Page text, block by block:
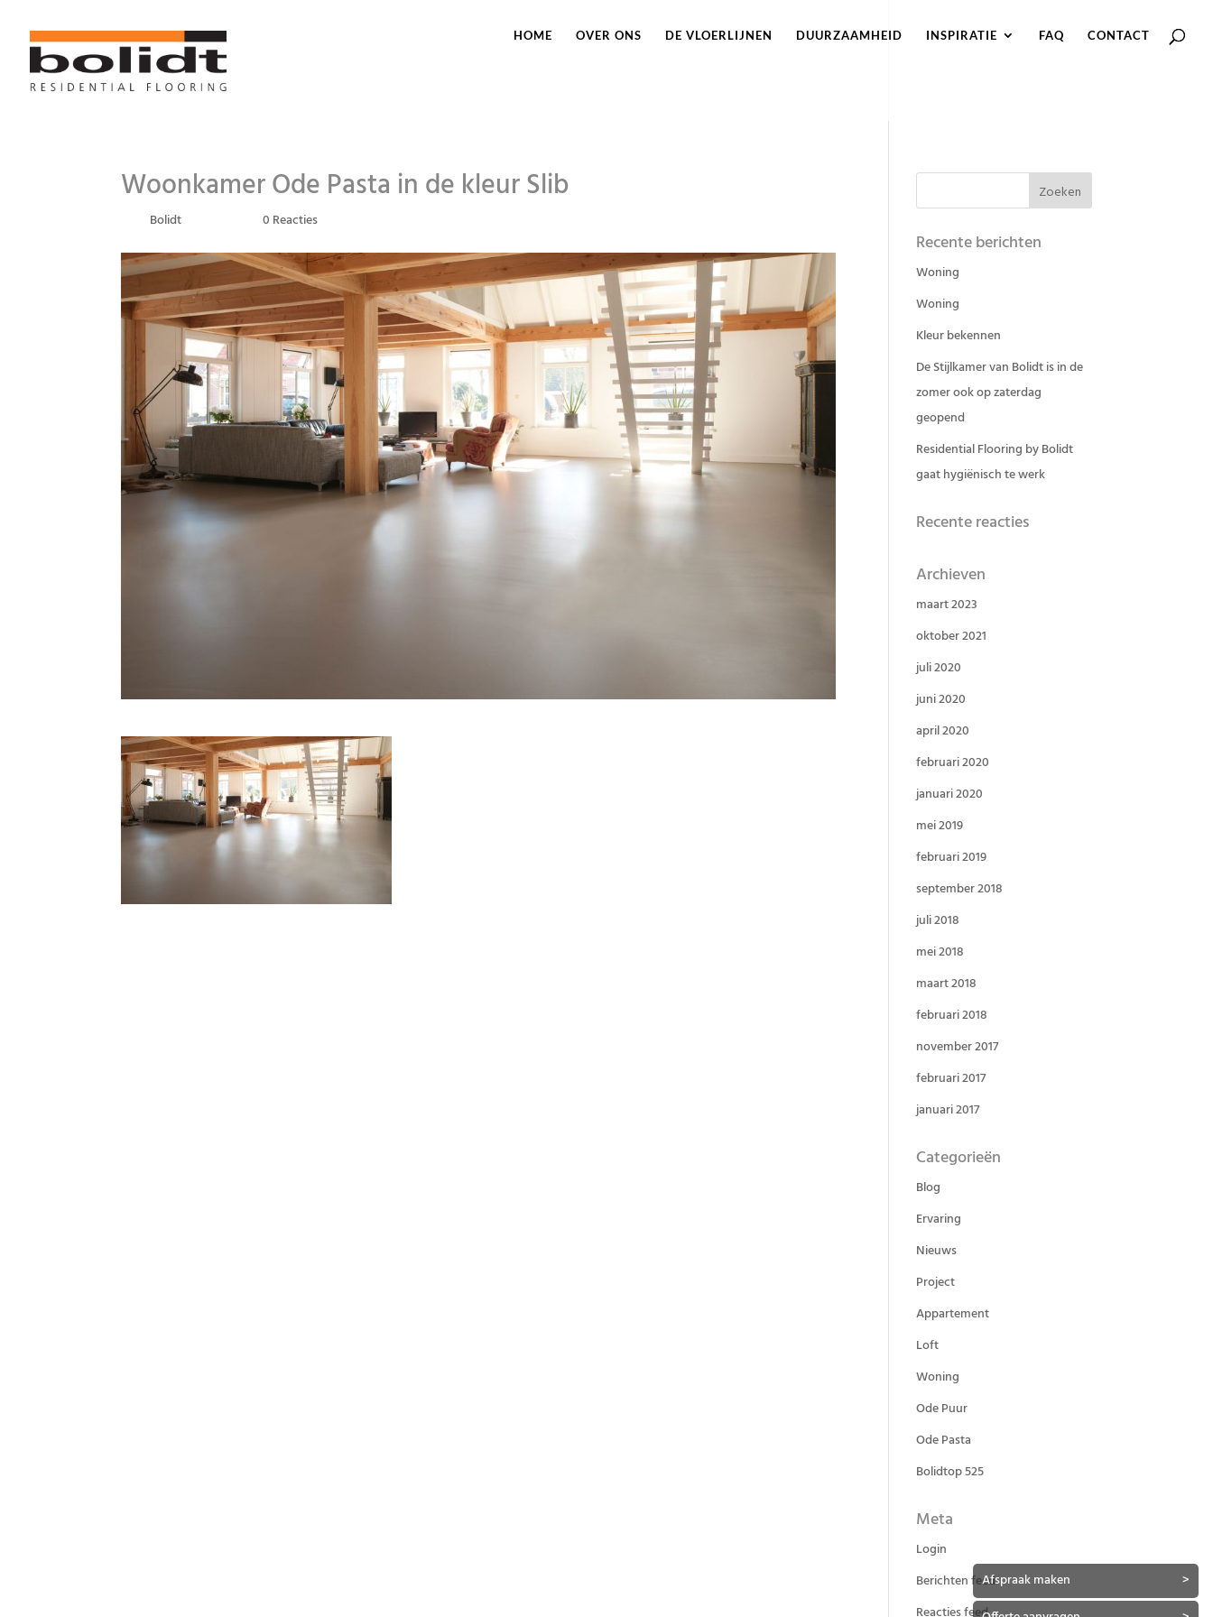
HOME OVER ONS DE VLOERLIJNEN DUURZAAMHEID INSPIRATIE FAQ CONTACT
Woonkamer Ode Pasta in de kleur Slib
Bolidt |0 Reacties
Recente berichten
Woning
Woning
Kleur bekennen
De Stijlkamer van Bolidt is in de
zomer ook op zaterdag
geopend
Residential Flooring by Bolidt
gaat hygiënisch te werk
Recente reacties
Archieven
maart 2023
oktober 2021
juli 2020
juni 2020
april 2020
februari 2020
januari 2020
mei 2019
februari 2019
september 2018
juli 2018
mei 2018
maart 2018
februari 2018
november 2017
februari 2017
januari 2017
Categorieën
Blog
Ervaring
Nieuws
Project
Appartement
Loft
Woning
Ode Puur
Ode Pasta
Bolidtop 525
Meta
Login
Berichten feedAfspraak maken
>